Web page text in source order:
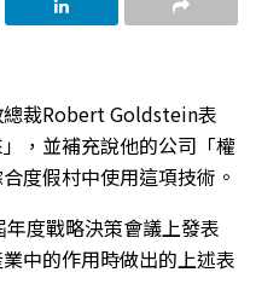
裁Robert Goldstein表
，並補充說他的公司「權
度假村中使用這項技術。
度戰略決策會議上發表
中的作用時做出的上述表